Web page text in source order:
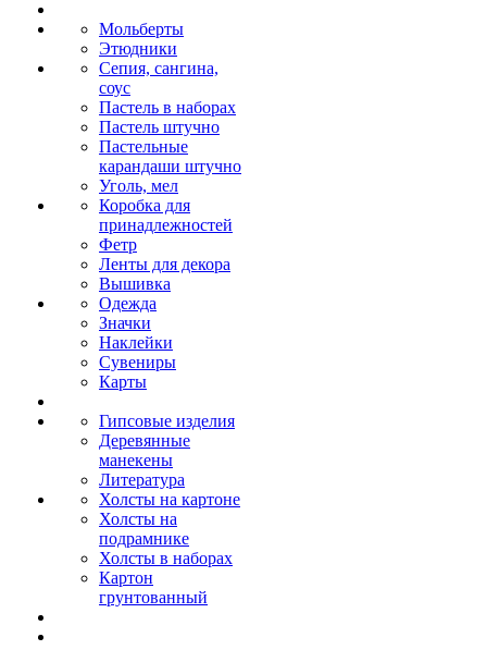
Мольберты
Этюдники
Сепия, сангина,
соус
Пастель в наборах
Пастель штучно
Пастельные
карандаши штучно
Уголь, мел
Коробка для
принадлежностей
Фетр
Ленты для декора
Вышивка
Одежда
Значки
Наклейки
Сувениры
Карты
Гипсовые изделия
Деревянные
манекены
Литература
Холсты на картоне
Холсты на
подрамнике
Холсты в наборах
Картон
грунтованный